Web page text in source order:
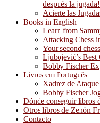
después la jugada!
Acierte las
Books in English
Learn from
Attacking Chess
Your second
Ljubojević’s Best
Bobby Fischer
Livros em Português
Xadrez de
Bobby Fischer
Dónde conseguir libros
Otros libros de Zenón
Contacto